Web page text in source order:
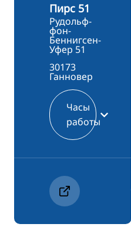
Пирс 51
Рудольф-
фон-
Беннигсен-
Уфер 51
30173
Ганновер
Часы
работы